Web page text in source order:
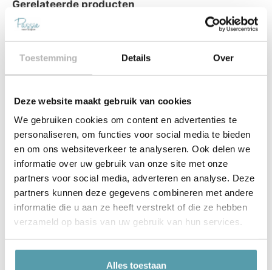
Toestemming Details Over
Deze website maakt gebruik van cookies
We gebruiken cookies om content en advertenties te
personaliseren, om functies voor social media te bieden
en om ons websiteverkeer te analyseren. Ook delen we
informatie over uw gebruik van onze site met onze
partners voor social media, adverteren en analyse. Deze
partners kunnen deze gegevens combineren met andere
informatie die u aan ze heeft verstrekt of die ze hebben
verzameld op basis van uw gebruik van hun services.
Alles toestaan
Gerelateerde producten
Passie Slaapbank
Deluxe – inclusief matras
120×190 (Vlaardingen)
€2.195,00 €1.695,00
Passie voor Slapen
Boxspring 1900 –
Elektrisch – 180×200
(Vlaardingen)
€ 3.345,00 €2.595,00